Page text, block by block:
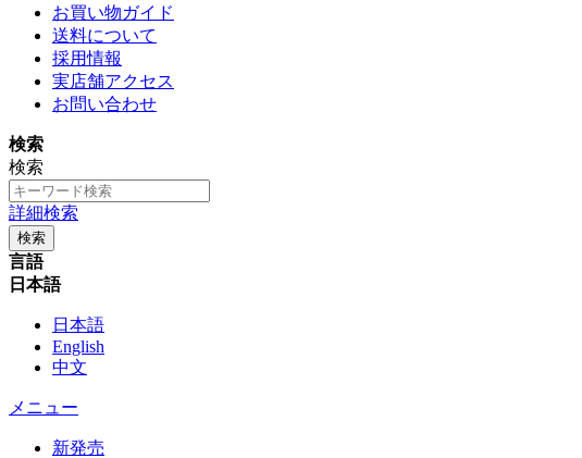
お買い物ガイド
送料について
採用情報
実店舗アクセス
お問い合わせ
検索
検索
詳細検索
検索
言語
日本語
日本語
English
中文
メニュー
新発売